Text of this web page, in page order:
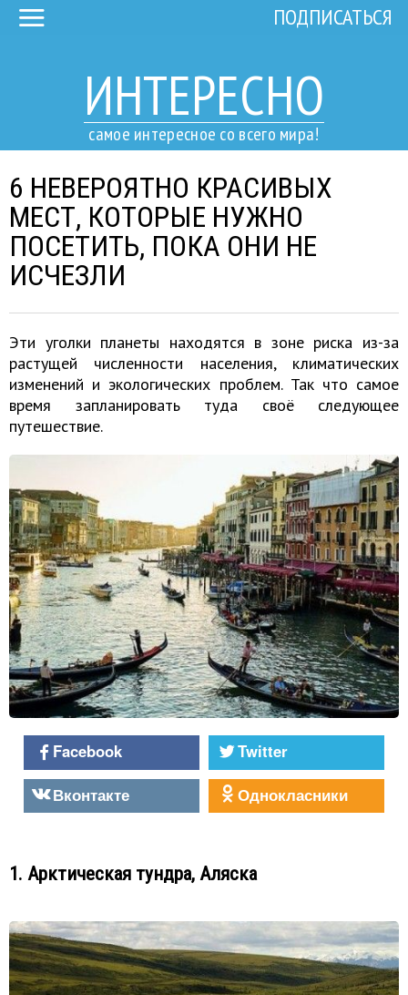
ИНТЕРЕСНО
самое интересное со всего мира!
ПОДПИСАТЬСЯ
6 НЕВЕРОЯТНО КРАСИВЫХ
МЕСТ, КОТОРЫЕ НУЖНО
ПОСЕТИТЬ, ПОКА ОНИ НЕ
ИСЧЕЗЛИ
Эти уголки планеты находятся в зоне риска из-за
растущей численности населения, климатических
изменений и экологических проблем. Так что самое
время запланировать туда своё следующее
путешествие.
Facebook
Twitter
Вконтакте
Однокласники
1. Арктическая тундра, Аляска